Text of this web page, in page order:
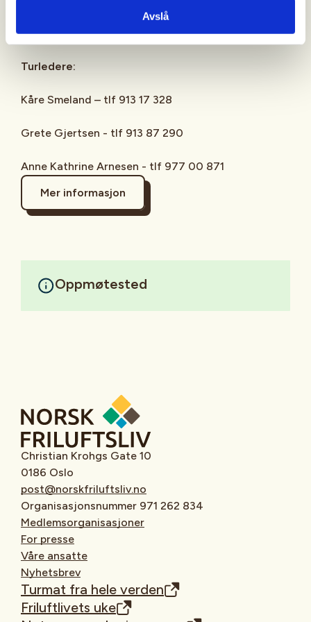
Avslå
Facebook: Aktiv i 100 med DNT Bærum Turlag -
DNT Oslo og Omegn
Turledere:
Kåre Smeland – tlf 913 17 328
Grete Gjertsen - tlf 913 87 290
Anne Kathrine Arnesen - tlf 977 00 871
Mer informasjon
Oppmøtested
Christian Krohgs Gate 10
0186 Oslo
post@norskfriluftsliv.no
Organisasjonsnummer 971 262 834
Medlemsorganisasjoner
For presse
Våre ansatte
Nyhetsbrev
Turmat fra hele verden
Friluftlivets uke